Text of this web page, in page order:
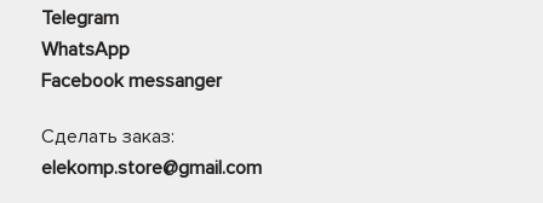
Telegram
WhatsApp
Facebook messanger
Сделать заказ:
elekomp.store@gmail.com